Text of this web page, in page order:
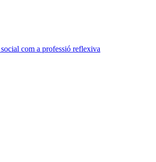
com a professió reflexiva